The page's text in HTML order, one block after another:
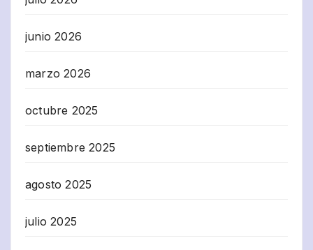
junio 2026
marzo 2026
octubre 2025
septiembre 2025
agosto 2025
julio 2025